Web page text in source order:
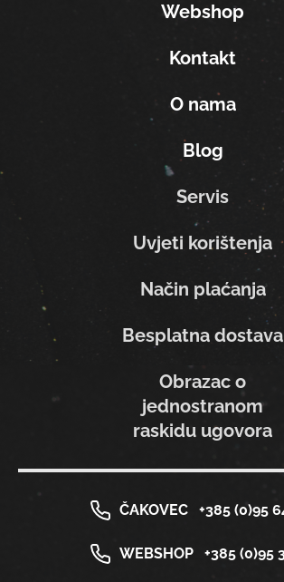
Webshop
Kontakt
O nama
Blog
Servis
Uvjeti korištenja
Način plaćanja
Besplatna dostava
Obrazac o
jednostranom
raskidu ugovora
ČAKOVEC +385 (0)95
WEBSHOP +385 (0)95